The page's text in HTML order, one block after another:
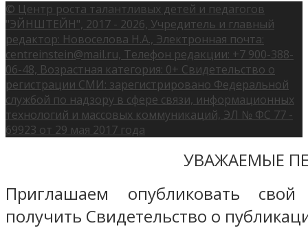
© Центр роста талантливых детей и педагогов
"ЭЙНШТЕЙН", 2017 - 2026, Учредитель и главный
редактор: Новоселова Н.А., Электронная почта:
centreinstein@mail.ru, Телефон редакции: +7 900-388-
06-48, Возрастная категория: 0+ Свидетельство о
регистрации СМИ: зарегистрировано Федеральной
службой по надзору в сфере связи, информационных
технологий и массовых коммуникаций, ЭЛ № ФС 77 -
69923 от 29 мая 2017 года
УВАЖАЕМЫЕ
Приглашаем опубликовать
получить Свидетельство о